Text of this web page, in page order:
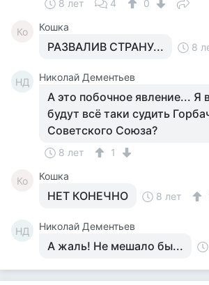
8 лет 4 0
Ко Кошка
РАЗВАЛИВ СТРАНУ... 8
НД Николай Дементьев
А это побочное явление... Я
будут всё таки судить
Советского Союза?
8 лет 1
Ко Кошка
НЕТ КОНЕЧНО 8 лет
НД Николай Дементьев
А жаль! Не мешало бы...